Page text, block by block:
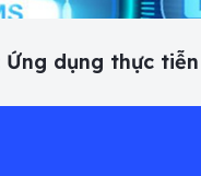
Ứng dụng thực